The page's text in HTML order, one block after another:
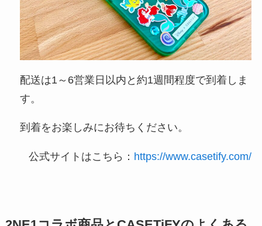
配送は1～6営業日以内と約1週間程度で到着しま
す。
到着をお楽しみにお待ちください。
公式サイトはこちら： https://www.casetify.com/